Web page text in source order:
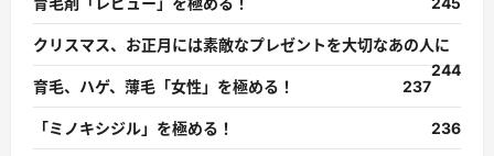
クリスマス、お正月には素敵なプレゼントを大切なあの人に
244
育毛、ハゲ、薄毛「女性」を極める！
237
「ミノキシジル」を極める！ 236